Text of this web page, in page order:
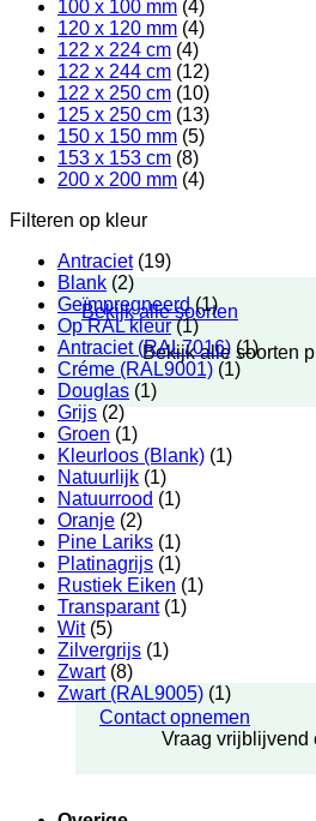
Bekijk alle soorten
Bekijk alle soorten
Contact opnemen
Vraag vrijblijvend
100 x 100 mm (4)
120 x 120 mm (4)
122 x 224 cm (4)
122 x 244 cm (12)
122 x 250 cm (10)
125 x 250 cm (13)
150 x 150 mm (5)
153 x 153 cm (8)
200 x 200 mm (4)
Filteren op kleur
Antraciet (19)
Blank (2)
Geïmpregneerd (1)
Op RAL kleur (1)
Antraciet (RAL7016) (1)
Créme (RAL9001) (1)
Douglas (1)
Grijs (2)
Groen (1)
Kleurloos (Blank) (1)
Natuurlijk (1)
Natuurrood (1)
Oranje (2)
Pine Lariks (1)
Platinagrijs (1)
Rustiek Eiken (1)
Transparant (1)
Wit (5)
Zilvergrijs (1)
Zwart (8)
Zwart (RAL9005) (1)